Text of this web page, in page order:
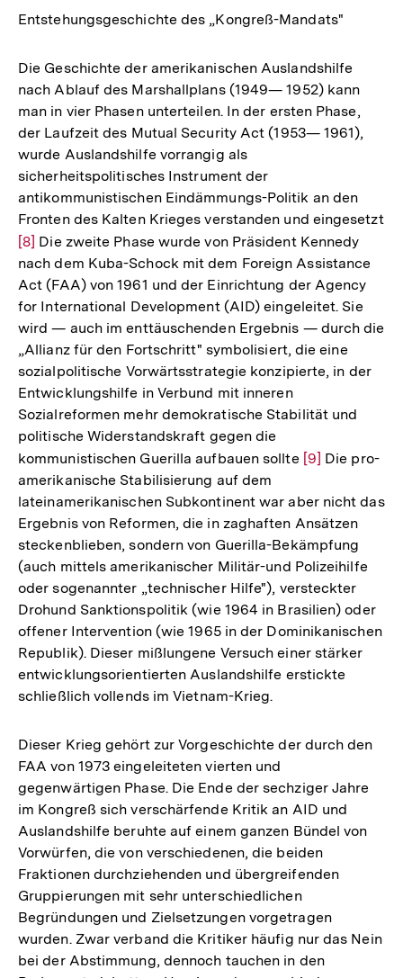
Entstehungsgeschichte des „Kongreß-Mandats"
Die Geschichte der amerikanischen Auslandshilfe
nach Ablauf des Marshallplans (1949— 1952) kann
man in vier Phasen unterteilen. In der ersten Phase,
der Laufzeit des Mutual Security Act (1953— 1961),
wurde Auslandshilfe vorrangig als
sicherheitspolitisches Instrument der
antikommunistischen Eindämmungs-Politik an den
Fronten des Kalten Krieges verstanden und eingesetzt
Zur
Auflösung
der
Fußnote
[8] Die zweite Phase wurde von Präsident Kennedy
nach dem Kuba-Schock mit dem Foreign Assistance
Act (FAA) von 1961 und der Einrichtung der Agency
for International Development (AID) eingeleitet. Sie
wird — auch im enttäuschenden Ergebnis — durch die
„Allianz für den Fortschritt" symbolisiert, die eine
sozialpolitische Vorwärtsstrategie konzipierte, in der
Entwicklungshilfe in Verbund mit inneren
Sozialreformen mehr demokratische Stabilität und
politische Widerstandskraft gegen die
kommunistischen Guerilla aufbauen sollte Zur
der
Fußnote
[9] Die pro-
amerikanische Stabilisierung auf dem
lateinamerikanischen Subkontinent war aber nicht das
Ergebnis von Reformen, die in zaghaften Ansätzen
steckenblieben, sondern von Guerilla-Bekämpfung
(auch mittels amerikanischer Militär-und Polizeihilfe
oder sogenannter „technischer Hilfe"), versteckter
Drohund Sanktionspolitik (wie 1964 in Brasilien) oder
offener Intervention (wie 1965 in der Dominikanischen
Republik). Dieser mißlungene Versuch einer stärker
entwicklungsorientierten Auslandshilfe erstickte
schließlich vollends im Vietnam-Krieg.
Dieser Krieg gehört zur Vorgeschichte der durch den
FAA von 1973 eingeleiteten vierten und
gegenwärtigen Phase. Die Ende der sechziger Jahre
im Kongreß sich verschärfende Kritik an AID und
Auslandshilfe beruhte auf einem ganzen Bündel von
Vorwürfen, die von verschiedenen, die beiden
Fraktionen durchziehenden und übergreifenden
Gruppierungen mit sehr unterschiedlichen
Begründungen und Zielsetzungen vorgetragen
wurden. Zwar verband die Kritiker häufig nur das Nein
bei der Abstimmung, dennoch tauchen in den